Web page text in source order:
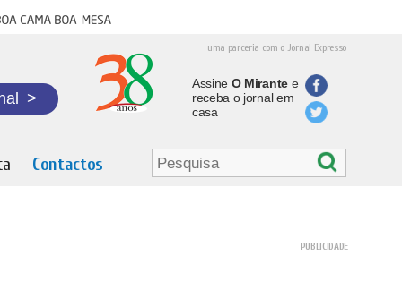
cama boa mesa
uma parceria com o Jornal Expresso
>
Assine O Mirantee
receba o jornal em
casa
Contactos